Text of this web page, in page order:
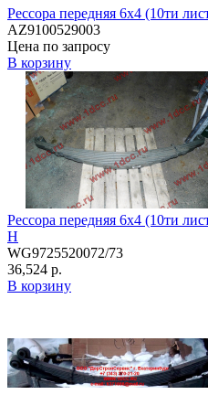
Рессора передняя 6х4 (10ти
AZ9100529003
Цена по запросу
В корзину
Рессора передняя 6х4 (10ти
H
WG9725520072/73
36,524 р.
В корзину